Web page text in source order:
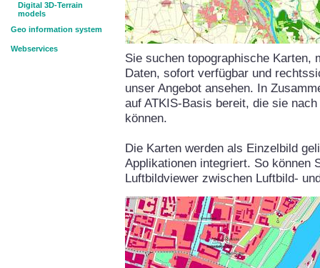
Digital 3D-Terrain
models
Geo information system
Webservices
Sie suchen topographische
Daten, sofort verfügbar und
unser Angebot ansehen. In
auf ATKIS-Basis bereit, die sie
können.
Die Karten werden als Einzelbild
Applikationen integriert. So können
Luftbildviewer zwischen Luftbild-